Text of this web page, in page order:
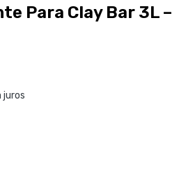
Para Clay Bar 3L –
juros